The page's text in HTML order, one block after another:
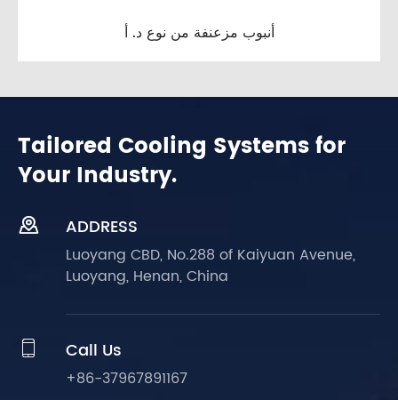
أنبوب مزعنفة من نوع د. أ
Tailored Cooling Systems for
Your Industry.
 ADDRESS
Luoyang CBD, No.288 of Kaiyuan Avenue,
Luoyang, Henan, China
 Call Us
+86-37967891167